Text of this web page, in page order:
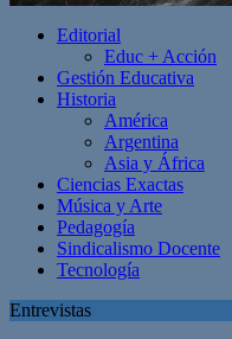
Editorial
Educ + Acción
Gestión Educativa
Historia
América
Argentina
Asia y África
Ciencias Exactas
Música y Arte
Pedagogía
Sindicalismo Docente
Tecnología
Entrevistas